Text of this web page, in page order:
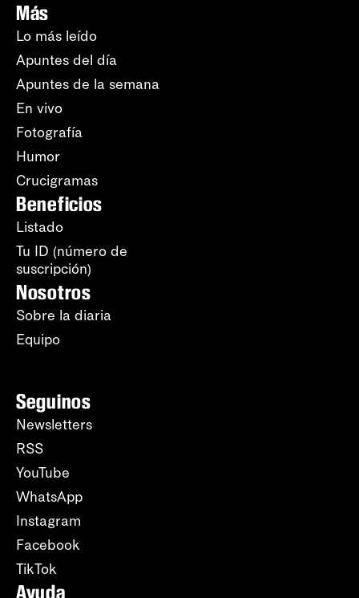
Más
Lo más leído
Apuntes del día
Apuntes de la semana
En vivo
Fotografía
Humor
Crucigramas
Beneficios
Listado
Tu ID (número de
suscripción)
Nosotros
Sobre la diaria
Equipo
Seguinos
Newsletters
RSS
YouTube
WhatsApp
Instagram
Facebook
TikTok
Ayuda